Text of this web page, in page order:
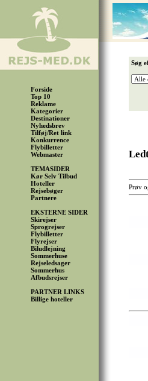
Forside
Top 10
Reklame
Kategorier
Destinationer
Nyhedsbrev
Tilføj/Ret link
Konkurrence
Flybilletter
Webmaster
TEMASIDER
Kør Selv Tilbud
Hoteller
Rejsebøger
Partnere
EKSTERNE SIDER
Skirejser
Sprogrejser
Flybilletter
Flyrejser
Biludlejning
Sommerhuse
Rejseledsager
Sommerhus
Afbudsrejser
PARTNER LINKS
Billige hoteller
Søg
Prøv